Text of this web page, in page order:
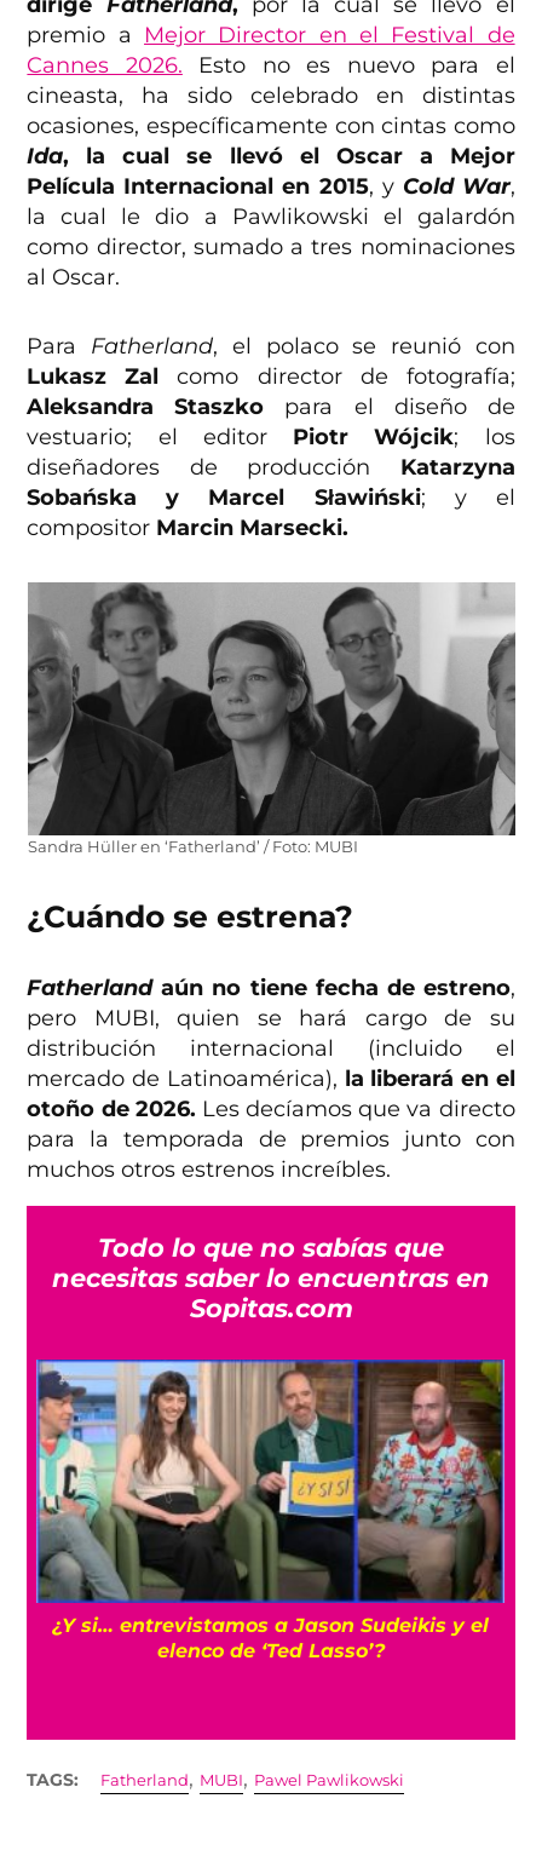
premio a Mejor Director en el Festival de
Cannes 2026. Esto no es nuevo para el
cineasta, ha sido celebrado en distintas
ocasiones, específicamente con cintas como
Ida, la cual se llevó el Oscar a Mejor
Película Internacional en 2015, y Cold War,
la cual le dio a Pawlikowski el galardón
como director, sumado a tres nominaciones
al Oscar.
Para Fatherland, el polaco se reunió con
Lukasz Zal como director de fotografía;
Aleksandra Staszko para el diseño de
vestuario; el editor Piotr Wójcik; los
diseñadores de producción Katarzyna
Sobańska y Marcel Sławiński; y el
compositor Marcin Marsecki.
Sandra Hüller en ‘Fatherland’ / Foto: MUBI
¿Cuándo se estrena?
Fatherlandaún no tiene fecha de estreno,
pero MUBI, quien se hará cargo de su
distribución internacional (incluido el
mercado de Latinoamérica), la liberará en el
otoño de 2026. Les decíamos que va directo
para la temporada de premios junto con
muchos otros estrenos increíbles.
Todo lo que no sabías que
necesitas saber lo encuentras en
Sopitas.com
¿Y si… entrevistamos a Jason Sudeikis y el
elenco de ‘Ted Lasso’?
TAGS: Fatherland, MUBI, Pawel Pawlikowski